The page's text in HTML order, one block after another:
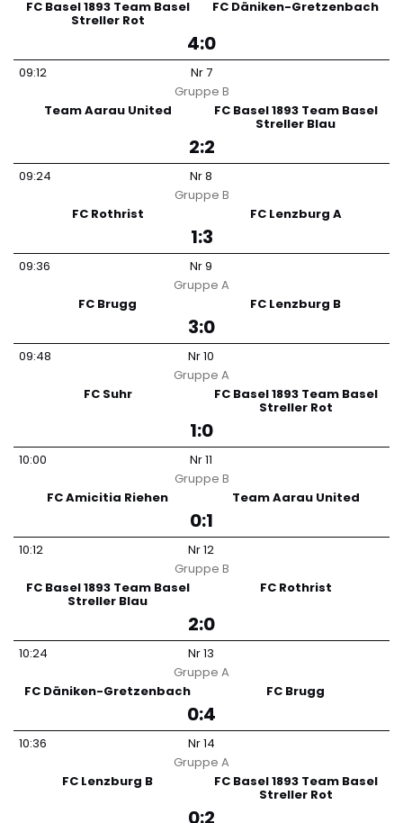
FC Basel 1893 Team Basel
Streller Rot
FC Däniken-Gretzenbach
4:0
09:12 Nr7
Gruppe B
Team Aarau United
FC Basel 1893 Team Basel
Streller Blau
2:2
09:24 Nr8
Gruppe B
FC Rothrist
FC Lenzburg A
1:3
09:36 Nr9
Gruppe A
FC Brugg
FC Lenzburg B
3:0
09:48 Nr10
Gruppe A
FC Suhr
FC Basel 1893 Team Basel
Streller Rot
1:0
10:00 Nr11
Gruppe B
FC Amicitia Riehen
Team Aarau United
0:1
10:12 Nr12
Gruppe B
FC Basel 1893 Team Basel
Streller Blau
FC Rothrist
2:0
10:24 Nr13
Gruppe A
FC Däniken-Gretzenbach
FC Brugg
0:4
10:36 Nr14
Gruppe A
FC Lenzburg B
FC Basel 1893 Team Basel
Streller Rot
0:2